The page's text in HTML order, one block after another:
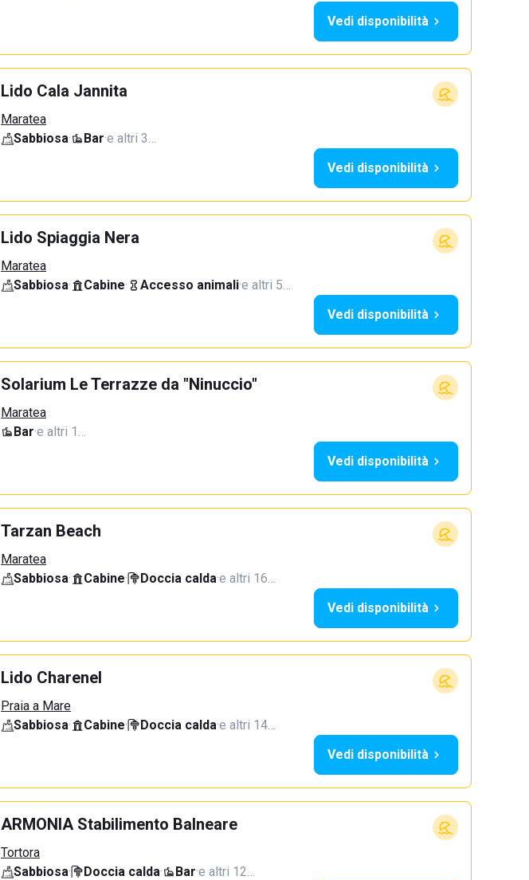
Vedi disponibilità
Lido Cala Jannita
Maratea
Sabbiosa· Bar·e altri 3…
Vedi disponibilità
Lido Spiaggia Nera
Maratea
Sabbiosa· Cabine· Accesso animali·e altri 5…
Vedi disponibilità
Solarium Le Terrazze da "Ninuccio"
Maratea
Bar·e altri 1…
Vedi disponibilità
Tarzan Beach
Maratea
Sabbiosa· Cabine· Doccia calda·e altri 16…
Vedi disponibilità
Lido Charenel
Praia a Mare
Sabbiosa· Cabine· Doccia calda·e altri 14…
Vedi disponibilità
ARMONIA Stabilimento Balneare
Tortora
Sabbiosa· Doccia calda· Bar·e altri 12…